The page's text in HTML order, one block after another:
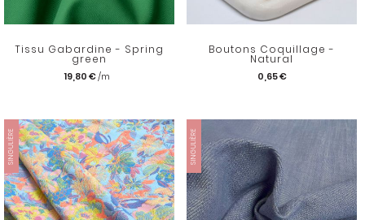
Tissu Gabardine - Spring
green
19,80 €
Boutons Coquillage -
Natural
0,65 €
SINGULIÈRE SINGULIÈRE